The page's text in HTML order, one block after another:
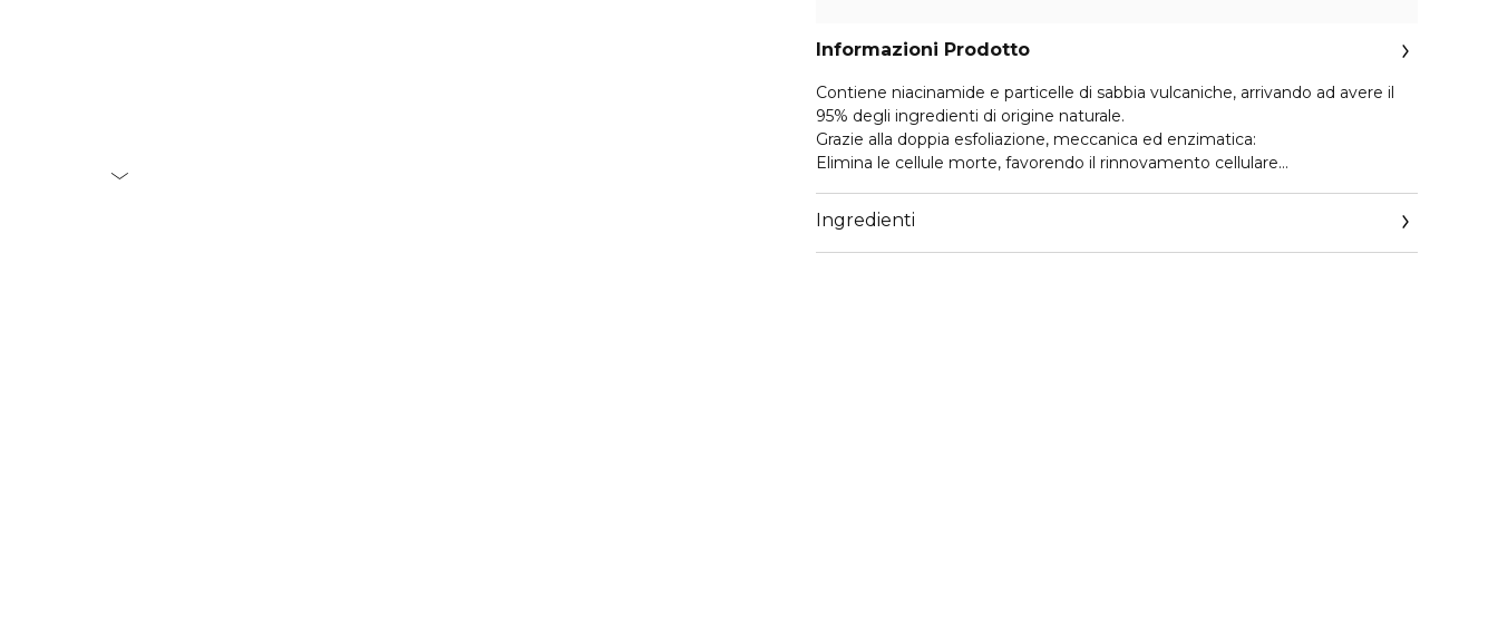
Informazioni Prodotto
Contiene niacinamide e particelle di sabbia vulcaniche, arrivando ad avere il
95% degli ingredienti di origine naturale.
Grazie alla doppia esfoliazione, meccanica ed enzimatica:
Elimina le cellule morte, favorendo il rinnovamento cellulare
Elimina visibilmente i punti neri
Ringiovanisce l’aspetto della pelle
Ingredienti